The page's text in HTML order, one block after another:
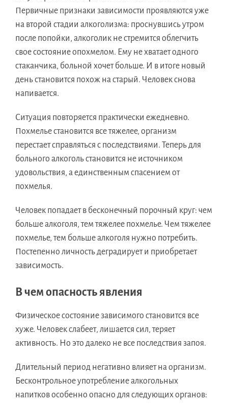
Первичные признаки зависимости проявляются уже
на второй стадии алкоголизма: проснувшись утром
после попойки, алкоголик не стремится облегчить
свое состояние опохмелом. Ему не хватает одного
стаканчика, больной хочет больше. И в итоге новый
день становится похож на старый. Человек снова
напивается.
Ситуация повторяется практически ежедневно.
Похмелье становится все тяжелее, организм
перестает справляться с последствиями. Теперь для
больного алкоголь становится не источником
удовольствия, а единственным спасением от
похмелья.
Человек попадает в бесконечный порочный круг: чем
больше алкоголя, тем тяжелее похмелье. Чем тяжелее
похмелье, тем больше алкоголя нужно потребить.
Постепенно личность деградирует и приобретает
зависимость.
В чем опасность явления
Физическое состояние зависимого становится все
хуже. Человек слабеет, лишается сил, теряет
активность. Но это далеко не все последствия запоя.
Длительный период негативно влияет на организм.
Бесконтрольное употребление алкогольных
напитков особенно опасно для следующих органов: